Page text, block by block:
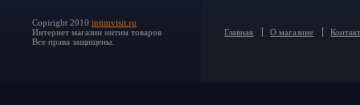
Copiright 2010 intimvisit.ru
Интернет магазин интим товаров
Все права защищены.
Главная О магазине